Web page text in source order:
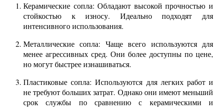
Керамические сопла: Обладают высокой прочностью и
стойкостью к износу. Идеально подходят для
интенсивного использования.
Металлические сопла: Чаще всего используются для
менее агрессивных сред. Они более доступны по цене,
но могут быстрее изнашиваться.
Пластиковые сопла: Используются для легких работ и
не требуют больших затрат. Однако они имеют меньший
срок службы по сравнению с керамическими и